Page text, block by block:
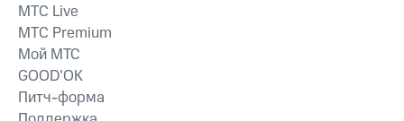
MTС Live
MTС Premium
Мой МТС
GOOD’OK
Питч-форма